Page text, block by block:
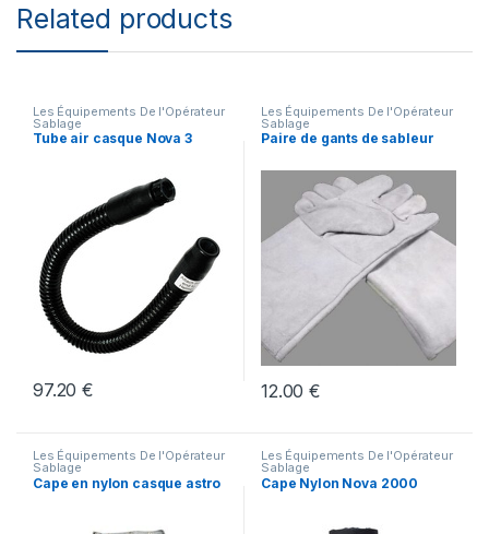
Related products
Les Équipements De l'Opérateur
Sablage
Tube air casque Nova 3
97.20€
Les Équipements De l'Opérateur
Sablage
Paire de gants de sableur
12.00€
Les Équipements De l'Opérateur
Sablage
Cape en nylon casque astro
Les Équipements De l'Opérateur
Sablage
Cape Nylon Nova 2000